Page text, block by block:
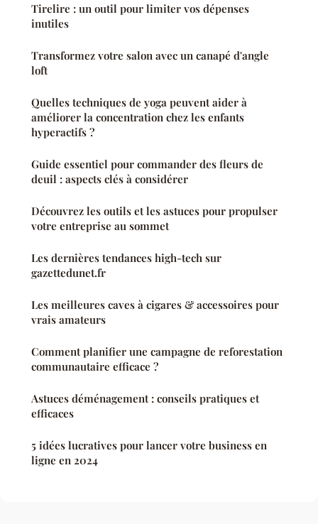
Tirelire : un outil pour limiter vos dépenses
inutiles
Transformez votre salon avec un canapé d'angle
loft
Quelles techniques de yoga peuvent aider à
améliorer la concentration chez les enfants
hyperactifs ?
Guide essentiel pour commander des fleurs de
deuil : aspects clés à considérer
Découvrez les outils et les astuces pour propulser
votre entreprise au sommet
Les dernières tendances high-tech sur
gazettedunet.fr
Les meilleures caves à cigares & accessoires pour
vrais amateurs
Comment planifier une campagne de reforestation
communautaire efficace ?
Astuces déménagement : conseils pratiques et
efficaces
5 idées lucratives pour lancer votre business en
ligne en 2024